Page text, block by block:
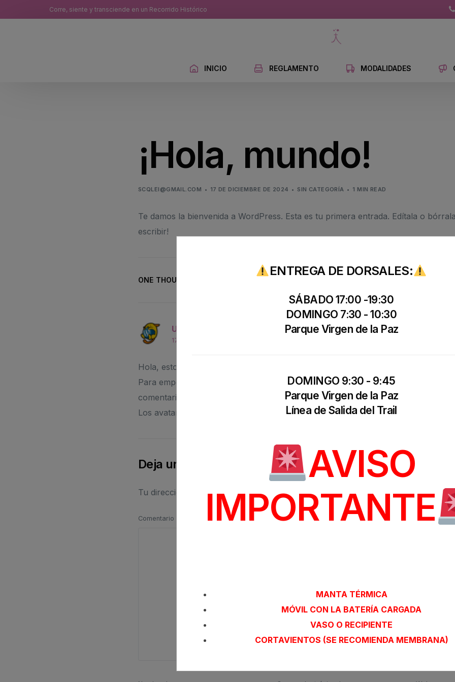
Corre, siente y transciende en un Recorrido Histórico
INICIO REGLAMENTO MODALIDADES
¡Hola, mundo!
SCQLEI@GMAIL.COM 17 DE DICIEMBRE DE 2024 SIN CATEGORÍA 1 MIN READ
Te damos la bienvenida a WordPress. Esta es tu primera entrada. Edítala o
escribir!
ONE THOUGHT ON “
Un comentarista de WordPress dice:
17 de diciembre de 2024 a las 10:47
Hola, esto es un comentario.
Para empezar a moderar, editar y borrar comentarios, por favor, visita en el
comentarios.
Los avatares de los comentaristas provienen deGravatar .
Deja una respuesta
Tu dirección de correo electrónico no será publicada. Los campos obligatorios
Comentario
ENTREGA DE DORSALES:
SÁBADO 17:00 -19:30
DOMINGO 7:30 - 10:30
Parque Virgen de la Paz
DOMINGO 9:30 - 9:45
Parque Virgen de la Paz
Línea de Salida del Trail
AVISO
IMPORTANTE
MANTA TÉRMICA
MÓVIL CON LA BATERÍA CARGADA
VASO O RECIPIENTE
CORTAVIENTOS (SE RECOMIENDA MEMBRANA)